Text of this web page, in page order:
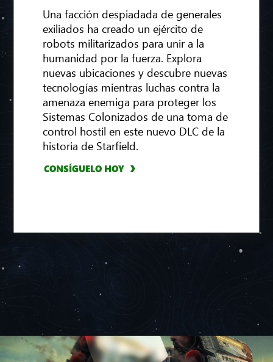
Una facción despiadada de generales
exiliados ha creado un ejército de
robots militarizados para unir a la
humanidad por la fuerza. Explora
nuevas ubicaciones y descubre nuevas
tecnologías mientras luchas contra la
amenaza enemiga para proteger los
Sistemas Colonizados de una toma de
control hostil en este nuevo DLC de la
historia de Starfield.
CONSÍGUELO HOY
CONSÍGUELO AHORA
MÁS INFORMACIÓN